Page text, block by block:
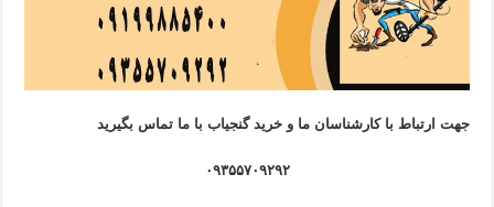
جهت ارتباط با کارشناسان ما و خرید گنجیاب با ما تماس بگیرید
۰۹۳۵۵۷۰۹۲۹۲